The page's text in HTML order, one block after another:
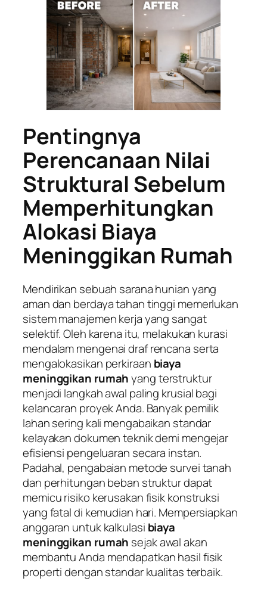
Pentingnya
Perencanaan Nilai
Struktural Sebelum
Memperhitungkan
Alokasi Biaya
Meninggikan Rumah
Mendirikan sebuah sarana hunian yang
aman dan berdaya tahan tinggi memerlukan
sistem manajemen kerja yang sangat
selektif. Oleh karena itu, melakukan kurasi
mendalam mengenai draf rencana serta
mengalokasikan perkiraan biaya
meninggikan rumahyang terstruktur
menjadi langkah awal paling krusial bagi
kelancaran proyek Anda. Banyak pemilik
lahan sering kali mengabaikan standar
kelayakan dokumen teknik demi mengejar
efisiensi pengeluaran secara instan.
Padahal, pengabaian metode survei tanah
dan perhitungan beban struktur dapat
memicu risiko kerusakan fisik konstruksi
yang fatal di kemudian hari. Mempersiapkan
anggaran untuk kalkulasi biaya
meninggikan rumah sejak awal akan
membantu Anda mendapatkan hasil fisik
properti dengan standar kualitas terbaik.